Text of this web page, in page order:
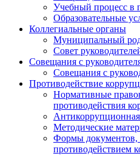
Учебный процесс в
Образовательные
Коллегиальные органы
Муниципальный
Совет
Совещания с
Совещания с
Противодействие
Нормативные
противодействия
Антикоррупционная
Методические
Формы документов,
противодействием